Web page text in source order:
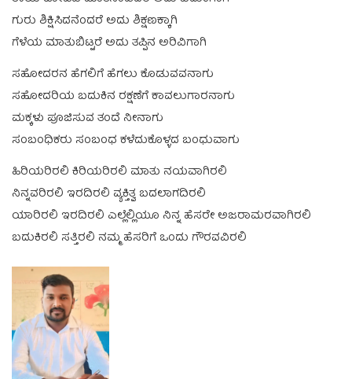
ಗುರು ಶಿಕ್ಷಿಸಿದನೆಂದರೆ ಅದು ಶಿಕ್ಷಣಕ್ಕಾಗಿ
ಗೆಳೆಯ ಮಾತುಬಿಟ್ಟರೆ ಅದು ತಪ್ಪಿನ ಅರಿವಿಗಾಗಿ
ಸಹೋದರನ ಹೆಗಲಿಗೆ ಹೆಗಲು ಕೊಡುವವನಾಗು
ಸಹೋದರಿಯ ಬದುಕಿನ ರಕ್ಷಣೆಗೆ ಕಾವಲುಗಾರನಾಗು
ಮಕ್ಕಳು ಪೂಜಿಸುವ ತಂದೆ ನೀನಾಗು
ಸಂಬಂಧಿಕರು ಸಂಬಂಧ ಕಳೆದುಕೊಳ್ಳದ ಬಂಧುವಾಗು
ಹಿರಿಯರಿರಲಿ ಕಿರಿಯರಿರಲಿ ಮಾತು ನಯವಾಗಿರಲಿ
ನಿನ್ನವರಿರಲಿ ಇರದಿರಲಿ ವ್ಯಕ್ತಿತ್ವ ಬದಲಾಗದಿರಲಿ
ಯಾರಿರಲಿ ಇರದಿರಲಿ ಎಲ್ಲೆಲ್ಲಿಯೂ ನಿನ್ನ ಹೆಸರೇ ಅಜರಾಮರವಾಗಿರಲಿ
ಬದುಕಿರಲಿ ಸತ್ತಿರಲಿ ನಮ್ಮ ಹೆಸರಿಗೆ ಒಂದು ಗೌರವವಿರಲಿ